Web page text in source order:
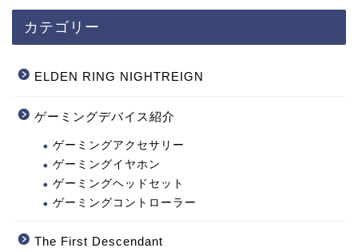
カテゴリー
ELDEN RING NIGHTREIGN
ゲーミングデバイス紹介
ゲーミングアクセサリー
ゲーミングイヤホン
ゲーミングヘッドセット
ゲーミングコントローラー
The First Descendant